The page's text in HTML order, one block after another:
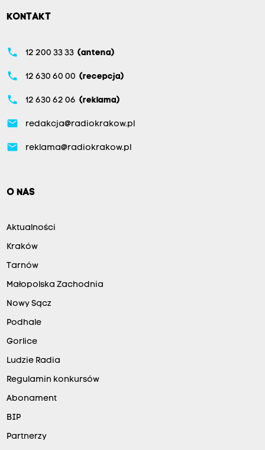
KONTAKT
phone 12 200 33 33 (antena)
phone 12 630 60 00 (recepcja)
phone 12 630 62 06 (reklama)
email redakcja@radiokrakow.pl
email reklama@radiokrakow.pl
O NAS
Aktualności
Kraków
Tarnów
Małopolska Zachodnia
Nowy Sącz
Podhale
Gorlice
Ludzie Radia
Regulamin konkursów
Abonament
BIP
Partnerzy